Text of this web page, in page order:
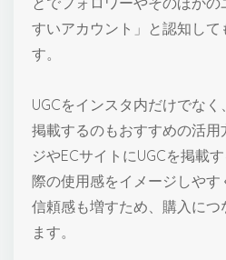
すいアカウント」と認知して
す。
UGCをインスタ内だけでな
掲載するのもおすすめの活
ジやECサイトにUGCを掲載
際の使用感をイメージしや
信頼感も増すため、購入につ
ます。